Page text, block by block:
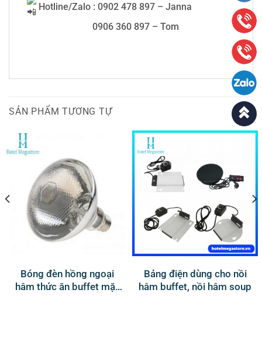
Hotline/Zalo : 0902 478 897 – Janna
0906 360 897 – Tom
SẢN PHẨM TƯƠNG TỰ
Bóng đèn hồng ngoại
hâm thức ăn buffet mặt
Bảng điện dùng cho nồi
hâm buffet, nồi hâm soup